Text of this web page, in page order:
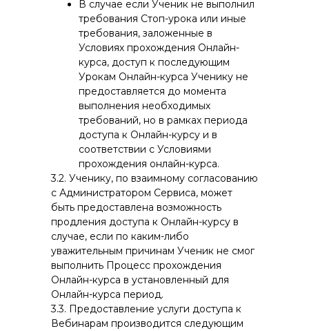
В случае если Ученик не выполнил
требования Стоп-урока или иные
требования, заложенные в
Условиях прохождения Онлайн-
курса, доступ к последующим
Урокам Онлайн-курса Ученику не
предоставляется до момента
выполнения необходимых
требований, но в рамках периода
доступа к Онлайн-курсу и в
соответствии с Условиями
прохождения онлайн-курса.
3.2. Ученику, по взаимному согласованию
с Администратором Сервиса, может
быть предоставлена возможность
продления доступа к Онлайн-курсу в
случае, если по каким-либо
уважительным причинам Ученик не смог
выполнить Процесс прохождения
Онлайн-курса в установленный для
Онлайн-курса период.
3.3. Предоставление услуги доступа к
Вебинарам производится следующим